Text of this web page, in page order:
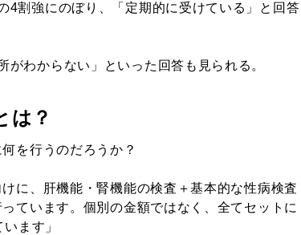
4割強にのぼり、「定期的に受けている」と回答
がわからない」といった回答も見られる。
は？
を行うのだろうか？
に、肝機能・腎機能の検査＋基本的な性病検査
ています。個別の金額ではなく、全てセットに
ます」